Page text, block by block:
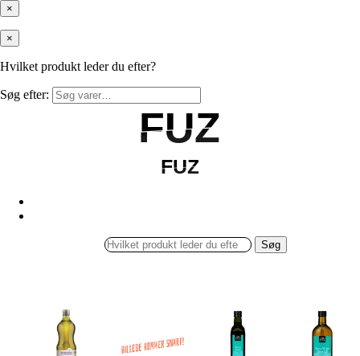
×
×
Hvilket produkt leder du efter?
Søg efter:
FUZ
FUZ
FUZ
FUZ
Søg